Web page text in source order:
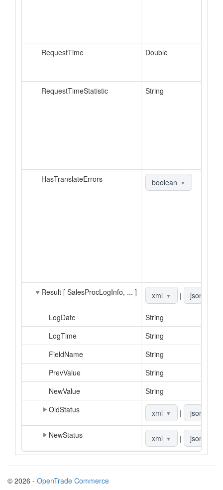
RequestTime Double
RequestTimeStatistic String
HasTranslateErrors boolean ▼
Result [ SalesProcLogInfo, ... ] xml ▼ | json
LogDate
String
LogTime
String
FieldName
String
PrevValue
String
NewValue
String
OldStatus
xml ▼ | json
NewStatus xml ▼ | json
© 2026 - OpenTrade Commerce